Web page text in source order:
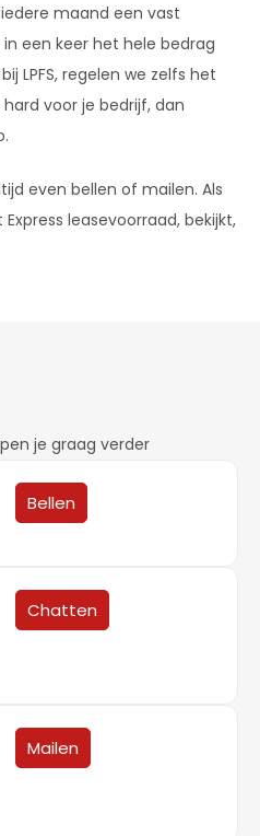
maand een vast
een keer het hele bedrag
LPFS, regelen we zelfs het
voor je bedrijf, dan
even bellen of mailen. Als
leasevoorraad, bekijkt,
je graag verder
Bellen
Chatten
Mailen